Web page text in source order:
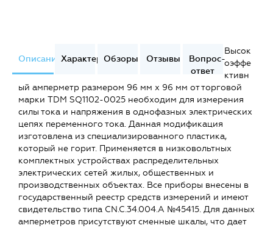
ОписаниеХарактеристики
Обзоры Отзывы
Вопрос-
ответ
Высок
оэффе
ктивн
ый амперметр размером 96 мм х 96 мм от торговой
марки TDM SQ1102-0025 необходим для измерения
силы тока и напряжения в однофазных электрических
цепях переменного тока. Данная модификация
изготовлена из специализированного пластика,
который не горит. Применяется в низковольтных
комплектных устройствах распределительных
электрических сетей жилых, общественных и
производственных объектах. Все приборы внесены в
государственный реестр средств измерений и имеют
свидетельство типа CN.C.34.004.A №45415. Для данных
амперметров присутствуют сменные шкалы, что дает